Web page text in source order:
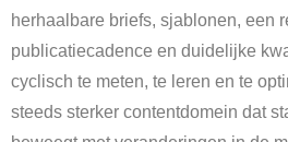
herhaalbare briefs, sjablonen, een
publicatiecadence en duidelijke
cyclisch te meten, te leren en te
steeds sterker contentdomein dat